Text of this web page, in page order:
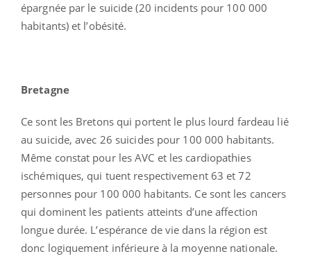
épargnée par le suicide (20 incidents pour 100 000
habitants) et l’obésité.
Bretagne
Ce sont les Bretons qui portent le plus lourd fardeau lié
au suicide, avec 26 suicides pour 100 000 habitants.
Même constat pour les AVC et les cardiopathies
ischémiques, qui tuent respectivement 63 et 72
personnes pour 100 000 habitants. Ce sont les cancers
qui dominent les patients atteints d’une affection
longue durée. L’espérance de vie dans la région est
donc logiquement inférieure à la moyenne nationale.